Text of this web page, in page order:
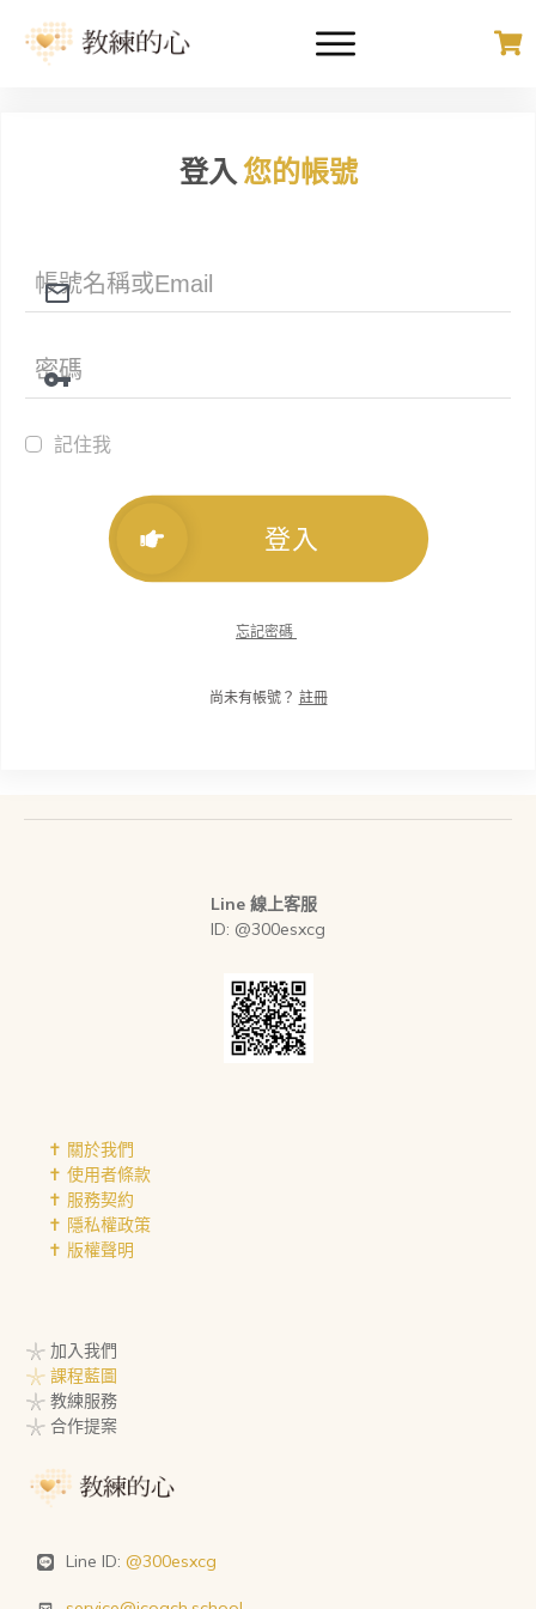
登入您的帳號
記住我
登入
忘記密碼
尚未有帳號？ 註冊
Line 線上客服
ID: @300esxcg
✝︎ 關於我們
✝︎ 使用者條款
✝︎ 服務契約
✝︎ 隱私權政策
✝︎ 版權聲明
𓇼 加入我們
𓇼 課程藍圖
𓇼 教練服務
𓇼 合作提案
Line ID: @300esxcg